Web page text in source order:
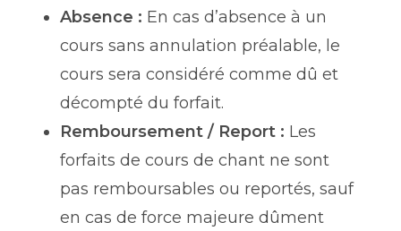
Absence : En cas d’absence à un
cours sans annulation préalable, le
cours sera considéré comme dû et
décompté du forfait.
Remboursement / Report : Les
forfaits de cours de chant ne sont
pas remboursables ou reportés, sauf
en cas de force majeure dûment